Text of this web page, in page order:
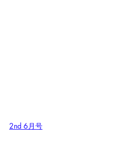
2nd 6月号